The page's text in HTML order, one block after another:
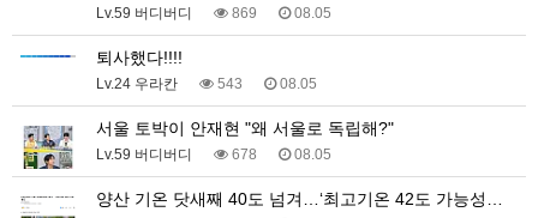
Lv.59 버디버디 869 08.05
퇴사했다!!!!
Lv.24 우라칸 543 08.05
서울 토박이 안재현 "왜 서울로 독립해?"
Lv.59 버디버디 678 08.05
양산 기온 닷새째 40도 넘겨…‘최고기온 42도 가능성…